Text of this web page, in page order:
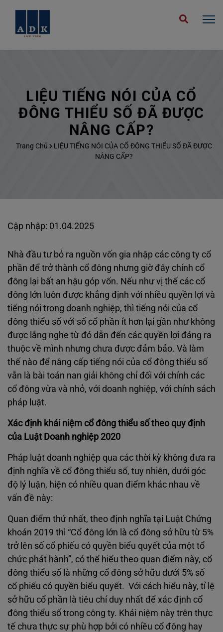
LIỆU TIẾNG NÓI CỦA CỔ
ĐÔNG THIỂU SỐ ĐÃ ĐƯỢC
NÂNG CẤP?
Trang Chủ
LIỆU TIẾNG NÓI CỦA CỔ ĐÔNG THIỂU SỐ ĐÃ ĐƯỢC
NÂNG CẤP?
Cập nhập: 01.04.2025
Nhà đầu tư bỏ ra nguồn vốn gia nhập các công ty cổ
phần để trở thành cổ đông nhưng giờ đây chính cổ
đông lại bất an hậu góp vốn. Nếu như vị thế các cổ
đông lớn luôn được khẳng định với nhiều quyền lợi và
tiếng nói trong doanh nghiệp, thì tiếng nói của cổ
đông thiểu số với số cổ phần ít hơn lại gần như không
được lắng nghe từ đó dẫn đến các quyền lợi đáng ra
thuộc về mình nhưng chưa được đảm bảo. Và làm
thế nào để nâng cấp tiếng nói của cổ đông thiểu số
vẫn là bài toán nan giải không chỉ đối với chính các
cổ đông vừa và nhỏ, với doanh nghiệp, với chính sách
pháp luật.
Xác định khái niệm cổ đông thiểu số theo quy định
của Luật Doanh nghiệp 2020
Pháp luật doanh nghiệp qua các thời kỳ không đưa ra
định nghĩa về cổ đông thiểu số, tuy nhiên, dưới góc
độ lý luận, hiện có nhiều quan điểm khác nhau về
vấn đề này:
Quan điểm thứ nhất, theo định nghĩa tại Luật Chứng
khoán 2019 thì “Cổ đông lớn là cổ đông sở hữu từ 5%
trở lên số cổ phiếu có quyền biểu quyết của một tổ
chức phát hành”, có thể hiểu theo quan điểm này, cổ
đông thiểu số là những cổ đông sở hữu dưới 5% số
cổ phiếu có quyền biểu quyết. Với cách hiểu này, tỉ lệ
sở hữu cổ phần là tiêu chí duy nhất để xác định cổ
đông thiểu số trong công ty. Khái niệm này trên thực
tế chưa thực sự phù hợp bởi có nhiều cổ đông hay